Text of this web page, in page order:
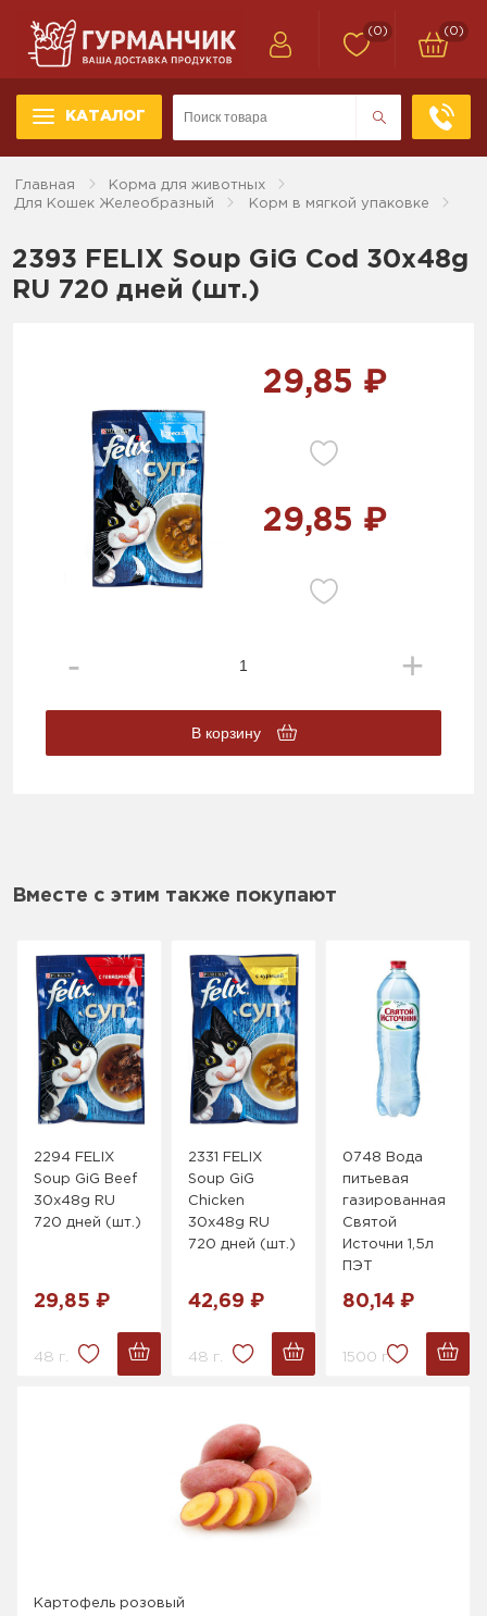
КАТАЛОГ
(0) (0)
Главная
Корма для животных
Для Кошек Желеобразный
Корм в мягкой упаковке
2393 FELIX Soup GiG Cod 30x48g
RU 720 дней (шт.)
29,85 ₽
29,85 ₽
В корзину
Вместе с этим также покупают
2294 FELIX
Soup GiG Beef
30x48g RU
720 дней (шт.)
29,85 ₽
48 г.
2331 FELIX
Soup GiG
Chicken
30x48g RU
720 дней (шт.)
42,69 ₽
48 г.
0748 Вода
питьевая
газированная
Святой
Источни 1,5л
ПЭТ
80,14 ₽
1500 г.
Картофель розовый